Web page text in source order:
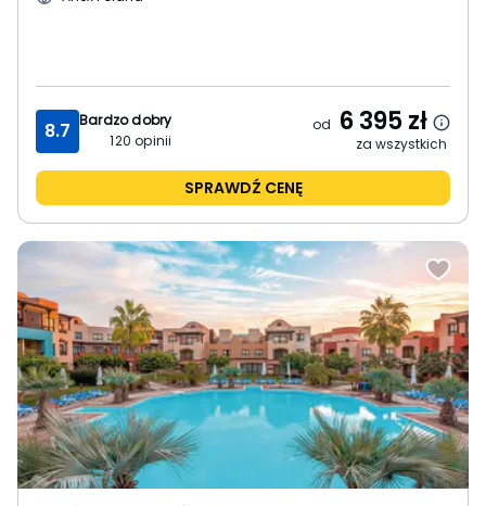
8.7 Bardzo dobry
120 opinii
od 6 395zł
za wszystkich
SPRAWDŹ CENĘ